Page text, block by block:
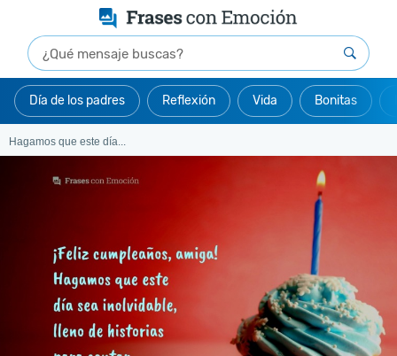
Día de los padres Reflexión Vida Bonitas
Hagamos que este día...